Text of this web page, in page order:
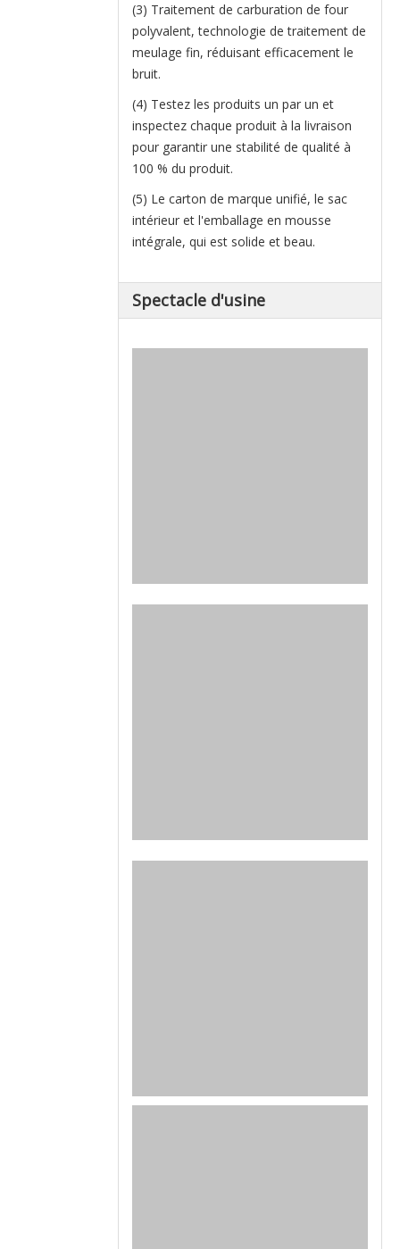
(3) Traitement de carburation de four
polyvalent, technologie de traitement de
meulage fin, réduisant efficacement le
bruit.
(4) Testez les produits un par un et
inspectez chaque produit à la livraison
pour garantir une stabilité de qualité à
100 % du produit.
(5) Le carton de marque unifié, le sac
intérieur et l'emballage en mousse
intégrale, qui est solide et beau.
Spectacle d'usine